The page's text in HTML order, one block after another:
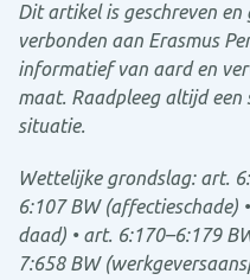
Dit artikel is geschreven
verbonden aan Erasmus
informatief van aard en
maat. Raadpleeg altijd
situatie.
Wettelijke grondslag: art.
6:107 BW (affectieschade)
daad) • art. 6:170–6:179
7:658 BW